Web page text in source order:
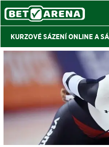
KURZOVÉ SÁZENÍ ONLINE A